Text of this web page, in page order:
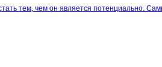
тем, чем он является потенциально.